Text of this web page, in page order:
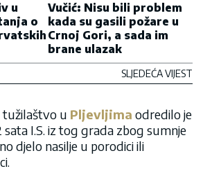
u
o
Vučić: Nisu bili problem
kada su gasili požare u
Crnoj Gori, a sada im
brane ulazak
SLJEDEĆA VIJEST
tužilaštvo u Pljevljima odredilo je
sata I.S. iz tog grada zbog sumnje
djelo nasilje u porodici ili